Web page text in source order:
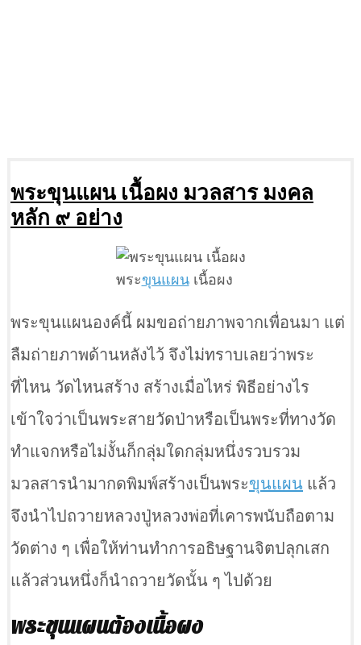
พระขุนแผน เนื้อผง มวลสาร มงคล
หลัก ๙ อย่าง
พระขุนแผนเนื้อผง
พระขุนแผนองค์นี้ ผมขอถ่ายภาพจากเพื่อนมา แต่
ลืมถ่ายภาพด้านหลังไว้ จึงไม่ทราบเลยว่าพระ
ที่ไหน วัดไหนสร้าง สร้างเมื่อไหร่ พิธีอย่างไร
เข้าใจว่าเป็นพระสายวัดป่าหรือเป็นพระที่ทางวัด
ทำแจกหรือไม่งั้นก็กลุ่มใดกลุ่มหนึ่งรวบรวม
มวลสารนำมากดพิมพ์สร้างเป็นพระขุนแผน แล้ว
จึงนำไปถวายหลวงปู่หลวงพ่อที่เคารพนับถือตาม
วัดต่าง ๆ เพื่อให้ท่านทำการอธิษฐานจิตปลุกเสก
แล้วส่วนหนึ่งก็นำถวายวัดนั้น ๆ ไปด้วย
พระขุนแผนต้องเนื้อผง